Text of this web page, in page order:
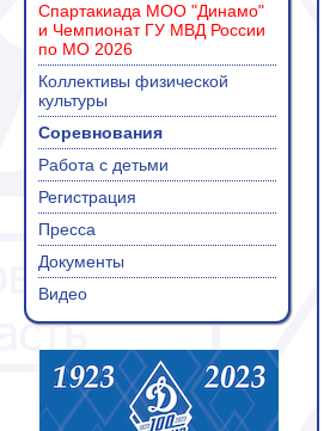
Спартакиада МОО "Динамо"
и Чемпионат ГУ МВД России
по МО 2026
Коллективы физической
культуры
Соревнования
Работа с детьми
Регистрация
Пресса
Документы
Видео